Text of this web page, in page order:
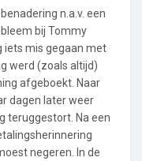
n.a.v. een
bij Tommy
iets mis gegaan met
werd (zoals altijd)
afgeboekt. Naar
dagen later weer
teruggestort. Na een
negeren. In de